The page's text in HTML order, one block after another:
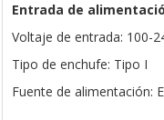
Entrada de
Voltaje de entrada: 100-
Tipo de enchufe: Tipo I
Fuente de alimentación: